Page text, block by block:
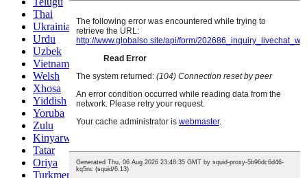
Thai
Ukrainian
Urdu
Uzbek
Vietnamese
Welsh
Xhosa
Yiddish
Yoruba
Zulu
Kinyarwanda
Tatar
Oriya
Turkmen